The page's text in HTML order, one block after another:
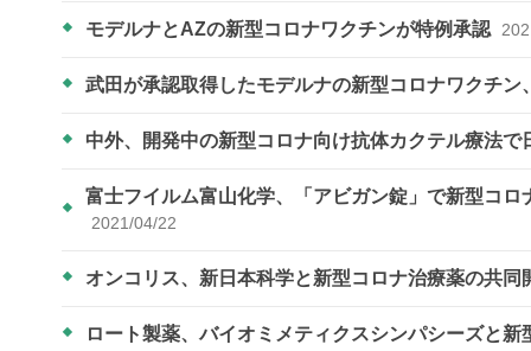
モデルナとAZの新型コロナワクチンが特例承認
武田が承認取得したモデルナの新型コロナワクチ
中外、開発中の新型コロナ向け抗体カクテル療法
富士フイルム富山化学、「アビガン錠」で新型コ
2021/04/22
オンコリス、新日本科学と新型コロナ治療薬の共同
ロート製薬、バイオミメティクスシンパシーズと